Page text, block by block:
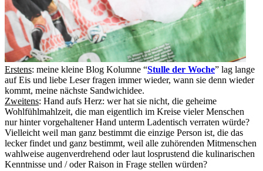
Erstens: meine kleine Blog Kolumne “Stulle der Woche” lag lange
auf Eis und liebe Leser fragen immer wieder, wann sie denn wieder
kommt, meine nächste Sandwichidee.
Zweitens: Hand aufs Herz: wer hat sie nicht, die geheime
Wohlfühlmahlzeit, die man eigentlich im Kreise vieler Menschen
nur hinter vorgehaltener Hand unterm Ladentisch verraten würde?
Vielleicht weil man ganz bestimmt die einzige Person ist, die das
lecker findet und ganz bestimmt, weil alle zuhörenden Mitmenschen
wahlweise augenverdrehend oder laut losprustend die kulinarischen
Kenntnisse und / oder Raison in Frage stellen würden?